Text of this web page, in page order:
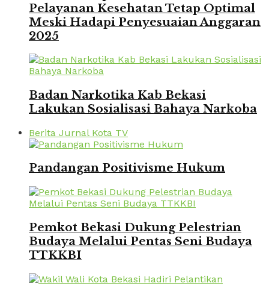
Pelayanan Kesehatan Tetap Optimal
Meski Hadapi Penyesuaian Anggaran
2025
Badan Narkotika Kab Bekasi
Lakukan Sosialisasi Bahaya Narkoba
Berita Jurnal Kota TV
Pandangan Positivisme Hukum
Pemkot Bekasi Dukung Pelestrian
Budaya Melalui Pentas Seni Budaya
TTKKBI